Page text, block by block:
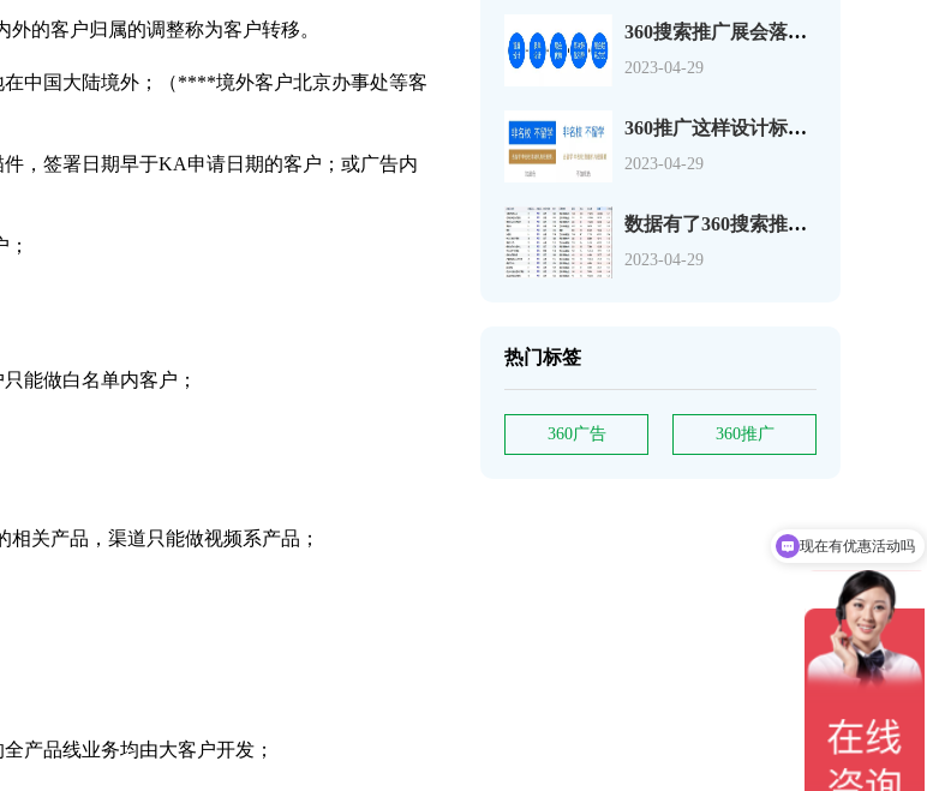
360搜索推广展会落地页怎么做？一套思路供参考
2023-04-29
360推广这样设计标题，资深优化师都说好！
2023-04-29
数据有了360搜索推广关键词如何分析
2023-04-29
热门标签
360广告 360推广
外的客户归属的调整称为客户转移。
中国大陆境外；（****境外客户北京办事处等客
，签署日期早于KA申请日期的客户；或广告内
能做白名单内客户；
相关产品，渠道只能做视频系产品；
产品线业务均由大客户开发；
现在有优惠活动吗